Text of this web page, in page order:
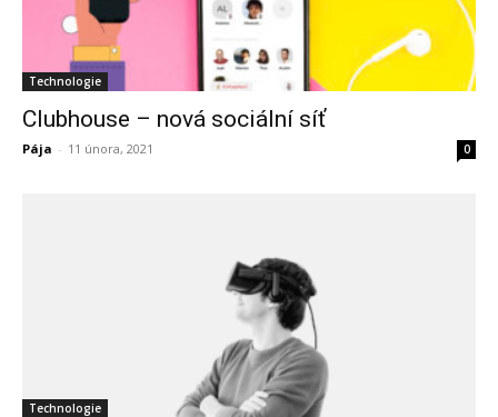
Technologie
Clubhouse – nová sociální síť
Pája - 11 února, 2021 0
Technologie